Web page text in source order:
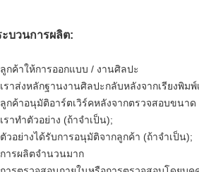
ะบวนการผลิต:
กค้าให้การออกแบบ / งานศิลปะ
ราส่งหลักฐานงานศิลปะกลับหลังจากเรียงพิม
กค้าอนุมัติอาร์ตเวิร์คหลังจากตรวจสอบขนาด
ราทำตัวอย่าง (ถ้าจำเป็น);
วอย่างได้รับการอนุมัติจากลูกค้า (ถ้าจำเป็น);
ารผลิตจำนวนมาก